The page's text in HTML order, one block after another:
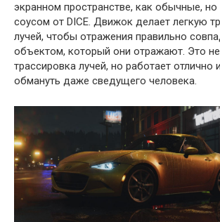
экранном пространстве, как обычные,
соусом от DICE. Движок делает легкую
лучей, чтобы отражения правильно
объектом, который они отражают. Это
трассировка лучей, но работает отлично
обмануть даже сведущего человека.